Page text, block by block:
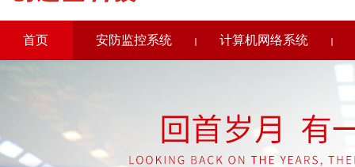
首页 安防监控系统 计算机网络系统